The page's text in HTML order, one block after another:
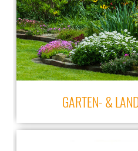
GARTEN- &